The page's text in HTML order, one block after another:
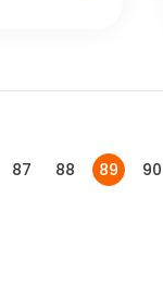
87 88 89 90